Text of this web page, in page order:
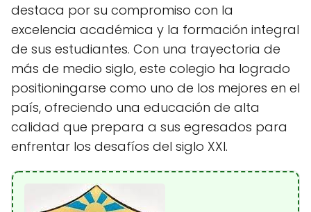
destaca por su compromiso con la
excelencia académica y la formación integral
de sus estudiantes. Con una trayectoria de
más de medio siglo, este colegio ha logrado
positioningarse como uno de los mejores en el
país, ofreciendo una educación de alta
calidad que prepara a sus egresados para
enfrentar los desafíos del siglo XXI.